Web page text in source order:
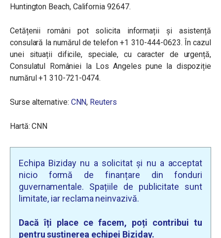
Huntington Beach, California 92647.
Cetățenii români pot solicita informații și asistență
consulară la numărul de telefon +1 310-444-0623. În cazul
unei situații dificile, speciale, cu caracter de urgență,
Consulatul României la Los Angeles pune la dispoziție
numărul +1 310-721-0474.
Surse alternative: CNN, Reuters
Hartă: CNN
Echipa Biziday nu a solicitat și nu a acceptat
nicio formă de finanțare din fonduri
guvernamentale. Spațiile de publicitate sunt
limitate, iar reclama neinvazivă.
Dacă îți place ce facem, poți contribui tu
pentru susținerea echipei Biziday.